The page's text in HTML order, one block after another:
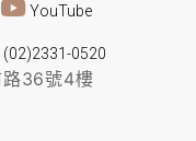
YouTube
(02)2331-0520
路36號4樓